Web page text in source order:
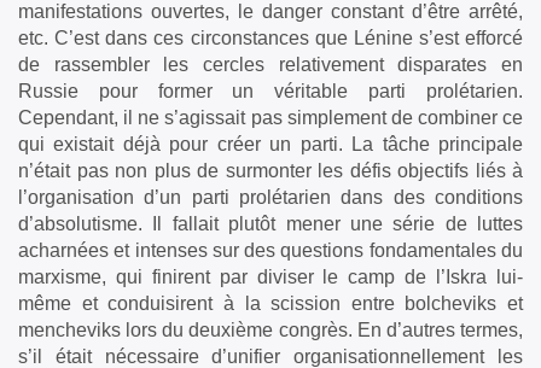
manifestations ouvertes, le danger constant d’être arrêté,
etc. C’est dans ces circonstances que Lénine s’est efforcé
de rassembler les cercles relativement disparates en
Russie pour former un véritable parti prolétarien.
Cependant, il ne s’agissait pas simplement de combiner ce
qui existait déjà pour créer un parti. La tâche principale
n’était pas non plus de surmonter les défis objectifs liés à
l’organisation d’un parti prolétarien dans des conditions
d’absolutisme. Il fallait plutôt mener une série de luttes
acharnées et intenses sur des questions fondamentales du
marxisme, qui finirent par diviser le camp de l’Iskra lui-
même et conduisirent à la scission entre bolcheviks et
mencheviks lors du deuxième congrès. En d’autres termes,
s’il était nécessaire d’unifier organisationnellement les